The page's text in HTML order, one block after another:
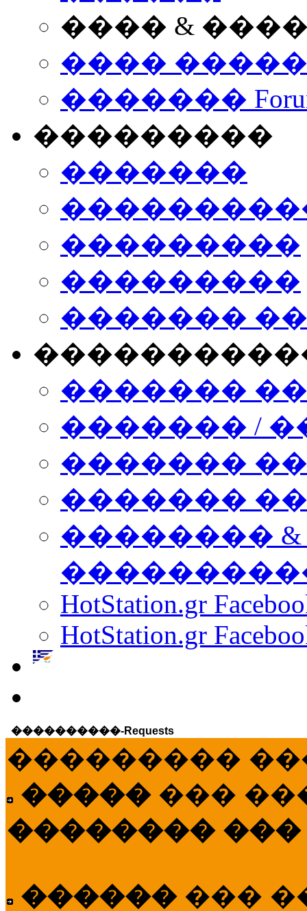
���� &
����
�������
���������
�������
���������
���������
�������
�������
������� /
�������
������� ���
��������
HotStation.gr
HotStation.gr
����������-Requests
���������
����� ���
��������
������ ���